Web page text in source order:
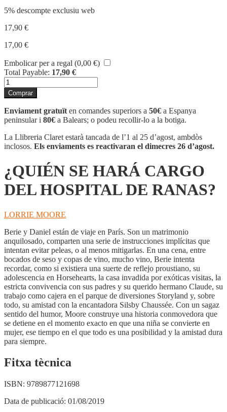
5% descompte exclusiu web
17,90 €
17,00 €
Embolicar per a regal (0,00 €)
Total Payable: 17,90 €
quantitat
de
¿QUIÉN
SE
HARÁ
CARGO
DEL
HOSPITAL
Comprar
Enviament gratuït en comandes superiors a 50€ a Espanya
peninsular i 80€ a Balears; o podeu recollir-lo a la botiga.
La Llibreria Claret estarà tancada de l’1 al 25 d’agost, ambdòs
inclosos. Els enviaments es reactivaran el dimecres 26 d’agost.
¿QUIÉN SE HARÁ CARGO
DEL HOSPITAL DE RANAS?
LORRIE MOORE
Berie y Daniel están de viaje en París. Son un matrimonio
anquilosado, comparten una serie de instrucciones implícitas que
intentan evitar peleas, o al menos mitigarlas. En una cena, entre
bocados de seso y copas de vino, mucho vino, Berie intenta
recordar, como si existiera una suerte de reflejo proustiano, su
adolescencia en Horsehearts, la casa invadida por exóticas visitas, la
estricta convivencia con sus padres y su querido hermano Claude, su
trabajo como cajera en el parque de diversiones Storyland y, sobre
todo, su amistad con la encantadora Silsby Chaussée. Con un sagaz
sentido del humor, Moore construye una historia conmovedora que
se detiene en el momento exacto en que una niña se convierte en
mujer, ese tiempo en el que todo es una posibilidad y la amistad dura
para siempre.
Fitxa tècnica
ISBN: 9789877121698
Data de publicació: 01/08/2019